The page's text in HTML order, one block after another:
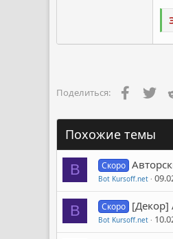
Поделиться: Facebook
Похожие темы
B Скоро
Bot Kursoff.net
B Скоро [Декор]
Bot Kursoff.net